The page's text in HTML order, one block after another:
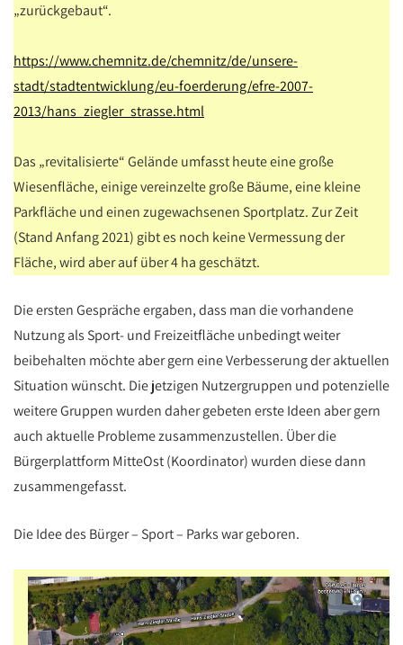
„zurückgebaut“.
https://www.chemnitz.de/chemnitz/de/unsere-
stadt/stadtentwicklung/eu-foerderung/efre-2007-
2013/hans_ziegler_strasse.html
Das „revitalisierte“ Gelände umfasst heute eine große
Wiesenfläche, einige vereinzelte große Bäume, eine kleine
Parkfläche und einen zugewachsenen Sportplatz. Zur Zeit
(Stand Anfang 2021) gibt es noch keine Vermessung der
Fläche, wird aber auf über 4 ha geschätzt.
Die ersten Gespräche ergaben, dass man die vorhandene
Nutzung als Sport- und Freizeitfläche unbedingt weiter
beibehalten möchte aber gern eine Verbesserung der aktuellen
Situation wünscht. Die jetzigen Nutzergruppen und potenzielle
weitere Gruppen wurden daher gebeten erste Ideen aber gern
auch aktuelle Probleme zusammenzustellen. Über die
Bürgerplattform MitteOst (Koordinator) wurden diese dann
zusammengefasst.
Die Idee des Bürger – Sport – Parks war geboren.